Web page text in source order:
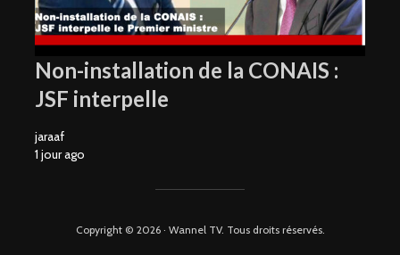
confidentialité pour plus d’informations.
Non-installation de la CONAIS :
JSF interpelle
jaraaf
1 jour ago
Copyright © 2026 · Wannel TV. Tous droits réservés.